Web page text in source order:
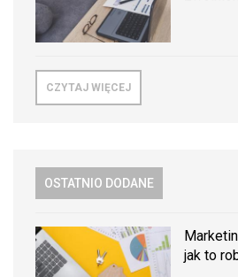
CZYTAJ WIĘCEJ
OSTATNIO DODANE
jak to